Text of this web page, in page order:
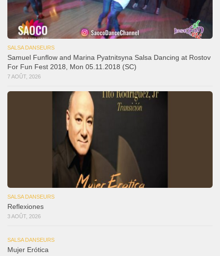
SALSA DANSEURS
Samuel Funflow and Marina Pyatnitsyna Salsa Dancing at Rostov
For Fun Fest 2018, Mon 05.11.2018 (SC)
7 AOÛT, 2026
SALSA DANSEURS
Reflexiones
3 AOÛT, 2026
SALSA DANSEURS
Mujer Erótica